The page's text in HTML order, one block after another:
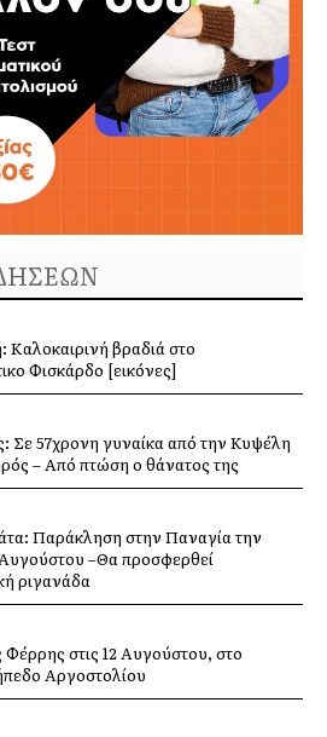
Καλοκαιρινή βραδιά στο
Φισκάρδο [εικόνες]
Σε 57χρονη γυναίκα από την Κυψέλη
– Από πτώση ο θάνατος της
Παράκληση στην Παναγία την
–Θα προσφερθεί
ριγανάδα
στις 12 Αυγούστου, στο
Αργοστολίου